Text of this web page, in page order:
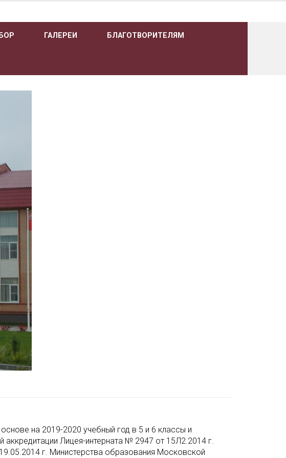
ГАЛЕРЕИ БЛАГОТВОРИТЕЛЯМ
на 2019-2020 учебный год в 5 и 6 классы и
Лицея-интерната № 2947 от 15Л2.2014 г.
г. Министерства образования Московской